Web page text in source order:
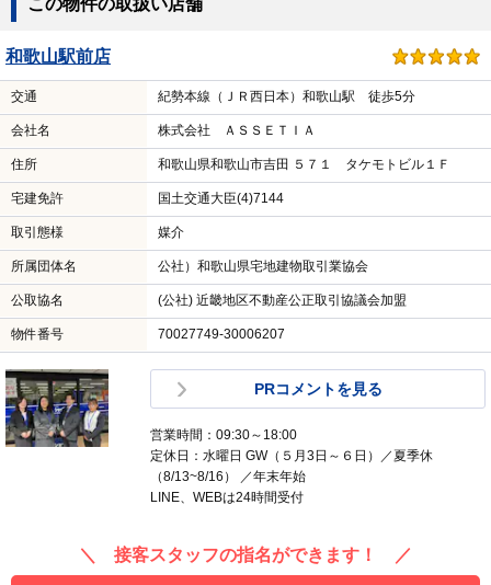
この物件の取扱い店舗
和歌山駅前店
交通 紀勢本線（ＪＲ西日本）和歌山駅 徒歩5分
会社名 株式会社 ＡＳＳＥＴＩＡ
住所 和歌山県和歌山市吉田 ５７１ タケモトビル１Ｆ
宅建免許 国土交通大臣(4)7144
取引態様 媒介
所属団体名 公社）和歌山県宅地建物取引業協会
公取協名 (公社) 近畿地区不動産公正取引協議会加盟
物件番号 70027749-30006207
PRコメントを見る
営業時間：09:30～18:00
定休日：水曜日 GW（５月3日～６日）／夏季休
（8/13~8/16） ／年末年始
LINE、WEBは24時間受付
＼ 接客スタッフの指名ができます！ ／